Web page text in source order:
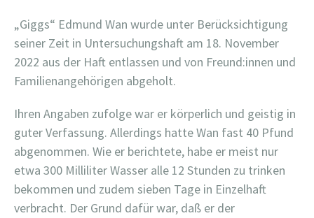
„Giggs“ Edmund Wan wurde unter Berücksichtigung
seiner Zeit in Untersuchungshaft am 18. November
2022 aus der Haft entlassen und von Freund:innen und
Familienangehörigen abgeholt.
Ihren Angaben zufolge war er körperlich und geistig in
guter Verfassung. Allerdings hatte Wan fast 40 Pfund
abgenommen. Wie er berichtete, habe er meist nur
etwa 300 Milliliter Wasser alle 12 Stunden zu trinken
bekommen und zudem sieben Tage in Einzelhaft
verbracht. Der Grund dafür war, daß er der